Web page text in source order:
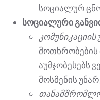
სოციალურ
სოციალური
კომუნიკაციის
მოთხრობების
აუმჯობესებს
მოსმენის